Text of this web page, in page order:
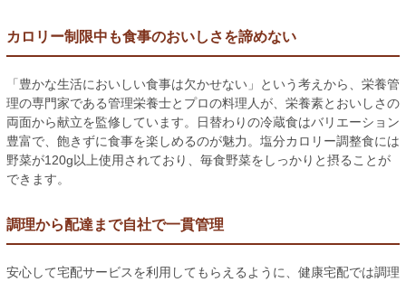
カロリー制限中も食事のおいしさを諦めない
「豊かな生活においしい食事は欠かせない」という考えから、栄養管
理の専門家である管理栄養士とプロの料理人が、栄養素とおいしさの
両面から献立を監修しています。日替わりの冷蔵食はバリエーション
豊富で、飽きずに食事を楽しめるのが魅力。塩分カロリー調整食には
野菜が120g以上使用されており、毎食野菜をしっかりと摂ることが
できます。
調理から配達まで自社で一貫管理
安心して宅配サービスを利用してもらえるように、健康宅配では調理